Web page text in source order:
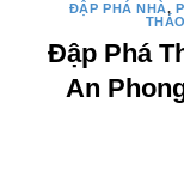
ĐẬP PHÁ NHÀ,
Đập Phá
An